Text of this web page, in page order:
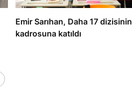
Emir Sarıhan, Daha 17 dizisinin
kadrosuna katıldı